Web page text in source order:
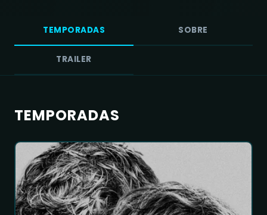
TEMPORADAS SOBRE
TRAILER
TEMPORADAS